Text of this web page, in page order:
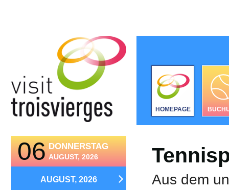
06 DONNERSTAG
AUGUST, 2026
AUGUST, 2026
HOMEPAGE
Aus dem